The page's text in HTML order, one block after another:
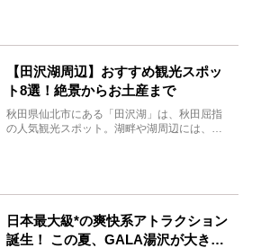
【田沢湖周辺】おすすめ観光スポッ
ト8選！絶景からお土産まで
秋田県仙北市にある「田沢湖」は、秋田屈指
の人気観光スポット。湖畔や湖周辺には、田
日本最大級*の爽快系アトラクション
誕生！ この夏、GALA湯沢が大きく